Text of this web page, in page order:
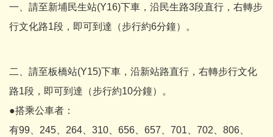
一、請至新埔民生站(Y16)下車，沿民生路3段直行，右轉步
行文化路1段，即可到達（步行約6分鐘）。
二、請至板橋站(Y15)下車，沿新站路直行，右轉步行文化
路1段，即可到達（步行約10分鐘）。
●搭乘公車者：
有99、245、264、310、656、657、701、702、806、